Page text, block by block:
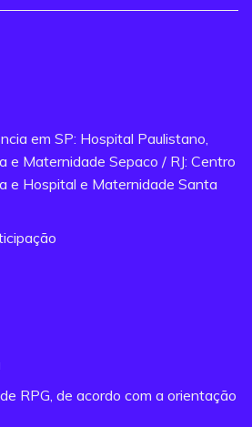
em SP: Hospital Paulistano,
e Maternidade Sepaco / RJ: Centro
e Hospital e Maternidade Santa
RPG, de acordo com a orientação